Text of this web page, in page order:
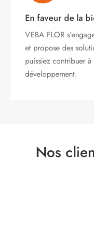
En faveur de la
VEBA FLOR
et propose des
puissiez contribuer
développement.
Nos